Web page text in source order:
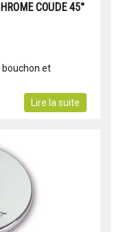
COUDE 45°
bouchon et
Lire la suite